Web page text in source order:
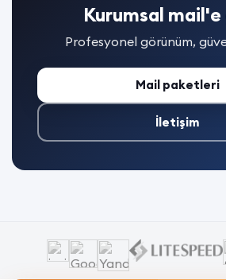
Kurumsal mail'e
Profesyonel görünüm,
Mail paketleri
İletişim